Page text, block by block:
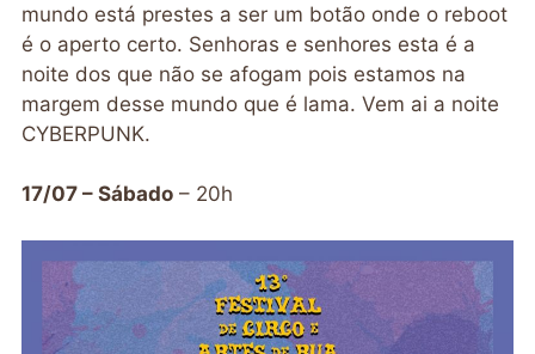
mundo está prestes a ser um botão onde o reboot
é o aperto certo. Senhoras e senhores esta é a
noite dos que não se afogam pois estamos na
margem desse mundo que é lama. Vem ai a noite
CYBERPUNK.
17/07 – Sábado– 20h